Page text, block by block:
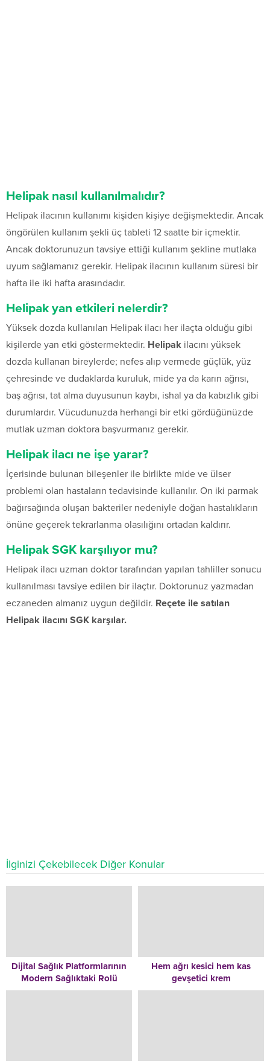
Helipak nasıl kullanılmalıdır?
Helipak ilacının kullanımı kişiden kişiye değişmektedir. Ancak
öngörülen kullanım şekli üç tableti 12 saatte bir içmektir.
Ancak doktorunuzun tavsiye ettiği kullanım şekline mutlaka
uyum sağlamanız gerekir. Helipak ilacının kullanım süresi bir
hafta ile iki hafta arasındadır.
Helipak yan etkileri nelerdir?
Yüksek dozda kullanılan Helipak ilacı her ilaçta olduğu gibi
kişilerde yan etki göstermektedir. Helipak ilacını yüksek
dozda kullanan bireylerde; nefes alıp vermede güçlük, yüz
çehresinde ve dudaklarda kuruluk, mide ya da karın ağrısı,
baş ağrısı, tat alma duyusunun kaybı, ishal ya da kabızlık gibi
durumlardır. Vücudunuzda herhangi bir etki gördüğünüzde
mutlak uzman doktora başvurmanız gerekir.
Helipak ilacı ne işe yarar?
İçerisinde bulunan bileşenler ile birlikte mide ve ülser
problemi olan hastaların tedavisinde kullanılır. On iki parmak
bağırsağında oluşan bakteriler nedeniyle doğan hastalıkların
önüne geçerek tekrarlanma olasılığını ortadan kaldırır.
Helipak SGK karşılıyor mu?
Helipak ilacı uzman doktor tarafından yapılan tahliller sonucu
kullanılması tavsiye edilen bir ilaçtır. Doktorunuz yazmadan
eczaneden almanız uygun değildir. Reçete ile satılan
Helipak ilacını SGK karşılar.
İlginizi Çekebilecek Diğer Konular
Dijital Sağlık Platformlarının
Modern Sağlıktaki Rolü
Hem ağrı kesici hem kas
gevşetici krem